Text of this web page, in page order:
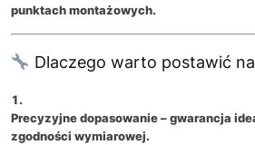
punktach montażowych.
Dlaczego warto postawić
Precyzyjne dopasowanie– gwarancja
zgodności wymiarowej.